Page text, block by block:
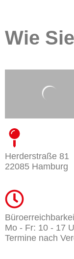
Wie
Herderstraße 81
22085 Hamburg
Mo - Fr: 10 - 17
Termine nach